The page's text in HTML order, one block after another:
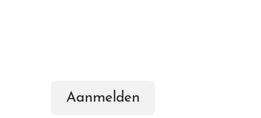
Aanmelden